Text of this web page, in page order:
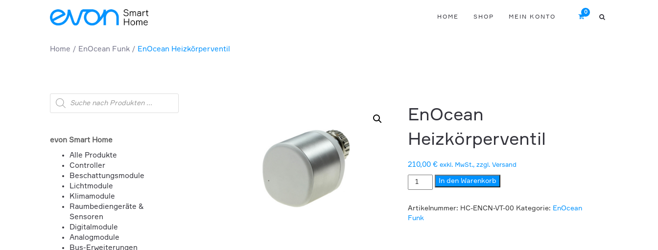
HOME SHOP MEIN KONTO
Home EnOcean Funk EnOcean Heizkörperventil
Products
search
evon Smart Home
Alle Produkte
Controller
Beschattungsmodule
Lichtmodule
Klimamodule
Raumbediengeräte &
Sensoren
Digitalmodule
Analogmodule
Bus-Erweiterungen
EnOcean
Heizkörperventil
210,00€ exkl. MwSt., zzgl. Versand
EnOcean
Heizkörperventil
In den Warenkorb
Artikelnummer: HC-ENCN-VT-00 Kategorie: EnOcean
Funk